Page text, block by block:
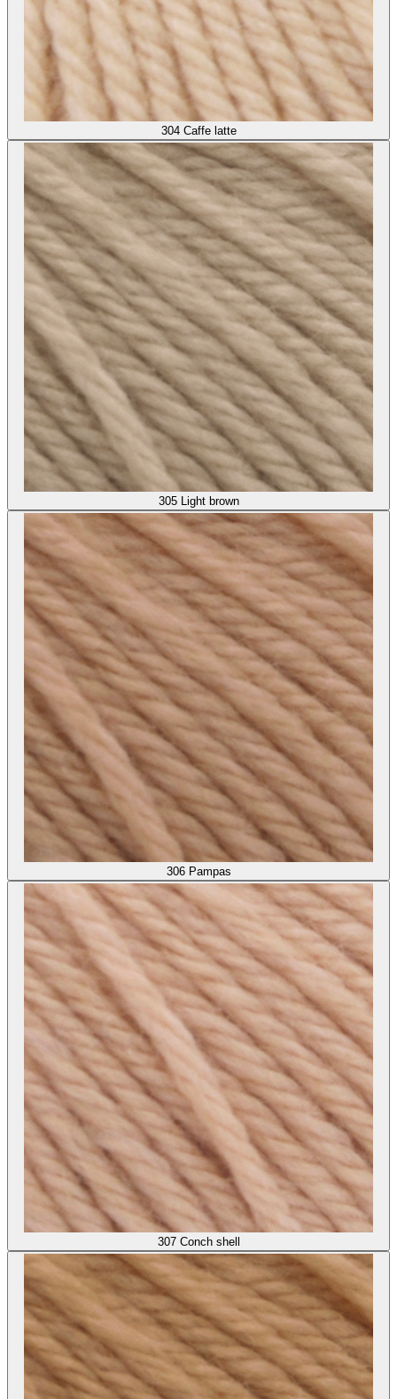
304 Caffe latte
305 Light brown
306 Pampas
307 Conch shell